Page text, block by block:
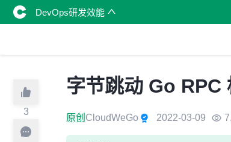
DevOps研发效能
3
字节跳动 Go
原创 CloudWeGo 2022-03-09